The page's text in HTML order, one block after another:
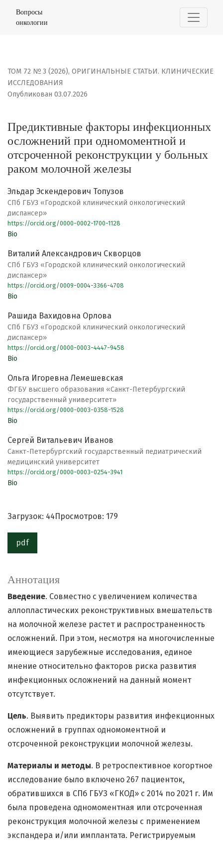
Предиктивные факторы инфекционных осложнений
Вопросы
онкологии
ТОМ 72 № 3 (2026), ОРИГИНАЛЬНЫЕ СТАТЬИ. КЛИНИЧЕСКИЕ
ИССЛЕДОВАНИЯ
Предиктивные факторы инфекционных
осложнений при одномоментной и
отсроченной реконструкции у больных
раком молочной железы
Опубликован 03.07.2026
Эльдар Эскендерович Топузов
СПб ГБУЗ «Городской клинический онкологический
диспансер»
https://orcid.org/0000-0002-1700-1128
Bio
Виталий Александрович Скворцов
СПб ГБУЗ «Городской клинический онкологический
диспансер»
https://orcid.org/0009-0004-3366-4708
Bio
Рашида Вахидовна Орлова
СПб ГБУЗ «Городской клинический онкологический
диспансер»
https://orcid.org/0000-0003-4447-9458
Bio
Ольга Игоревна Лемешевская
ФГБУ высшего образования «Санкт-Петербургский
государственный университет»
https://orcid.org/0000-0003-0358-1528
Bio
Сергей Витальевич Иванов
Санкт-Петербургский государственный педиатрический
медицинский университет
https://orcid.org/0000-0003-0254-3941
Bio
Загрузок: 44 Просмотров: 179
pdf
Аннотация
Введение. Совместно с увеличением количества
аллопластических реконструктивных вмешательств
на молочной железе растет и распространенность
осложнений. При этом, несмотря на многочисленные
имеющиеся зарубежные исследования, единое
мнение относительно факторов риска развития
инфекционных осложнений на данный момент
отсутствует.
Цель. Выявить предикторы развития инфекционных
осложнений в группах одномоментной и
отсроченной реконструкции молочной железы.
Материалы и методы. В ретроспективное когортное
исследование было включено 267 пациенток,
обратившихся в СПб ГБУЗ «ГКОД» с 2014 по 2021 г. Им
была проведена одномоментная или отсроченная
реконструкция молочной железы с применением
экспандера и/или имплантата. Регистрируемым